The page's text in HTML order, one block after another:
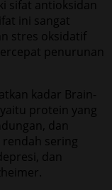
sifat antioksidan
ini sangat
stres oksidatif
penurunan
kadar Brain-
protein yang
dan
rendah sering
dan